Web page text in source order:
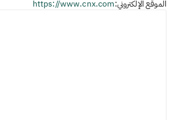
الموقع الإلكتروني:https://www.cnx.com